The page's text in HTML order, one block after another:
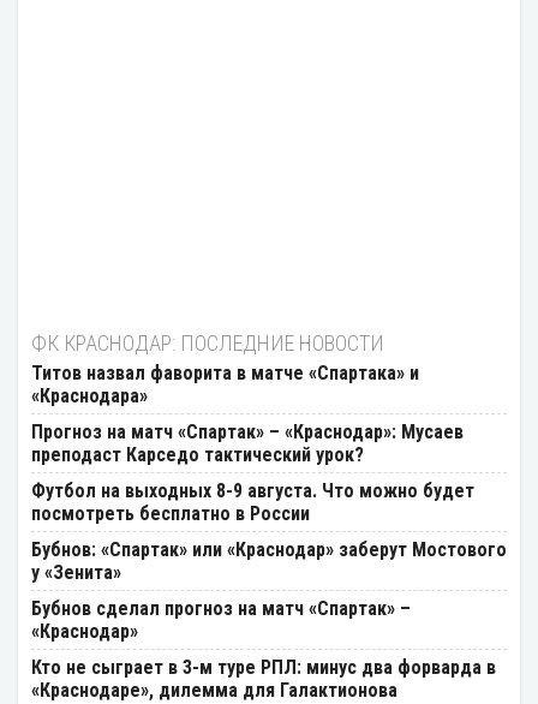
ФК КРАСНОДАР: ПОСЛЕДНИЕ НОВОСТИ
Титов назвал фаворита в матче «Спартака» и
«Краснодара»
Прогноз на матч «Спартак» – «Краснодар»: Мусаев
преподаст Карседо тактический урок?
Футбол на выходных 8-9 августа. Что можно будет
посмотреть бесплатно в России
Бубнов: «Спартак» или «Краснодар» заберут Мостового
у «Зенита»
Бубнов сделал прогноз на матч «Спартак» –
«Краснодар»
Кто не сыграет в 3-м туре РПЛ: минус два форварда в
«Краснодаре», дилемма для Галактионова